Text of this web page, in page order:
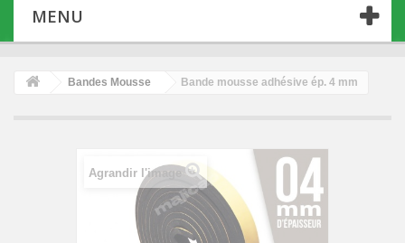
MENU
Bandes Mousse Bande mousse adhésive ép. 4 mm
Agrandir l'image